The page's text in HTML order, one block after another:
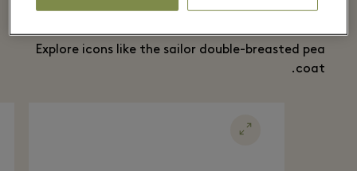
Fashion sets sail with a nautical wardrobe twist.
Explore icons like the sailor double-breasted pea
coat.